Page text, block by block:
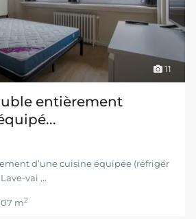
11
entièrement
d’une cuisine équipée (réfrigér
vai ...
m2